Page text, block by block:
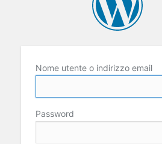
Nome utente o indirizzo email
Password